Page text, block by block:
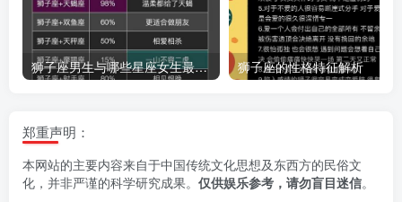
狮子座男生与哪些星座女生最般配 狮子座的性格特征解析
郑重声明：
本网站的主要内容来自于中国传统文化思想及东西方的民俗文
化，并非严谨的科学研究成果。 仅供娱乐参考，请勿盲目迷信。